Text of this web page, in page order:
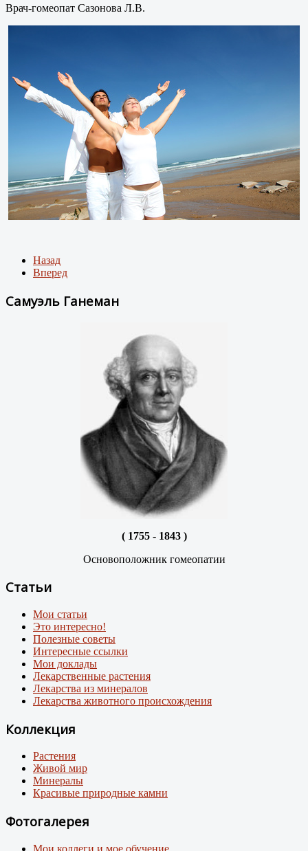
Врач-гомеопат Сазонова Л.В.
Назад
Вперед
Самуэль Ганеман
( 1755 - 1843 )
Основоположник гомеопатии
Статьи
Мои статьи
Это интересно!
Полезные советы
Интересные ссылки
Мои доклады
Лекарственные растения
Лекарства из минералов
Лекарства животного происхождения
Коллекция
Растения
Живой мир
Минералы
Красивые природные камни
Фотогалерея
Мои коллеги и мое обучение